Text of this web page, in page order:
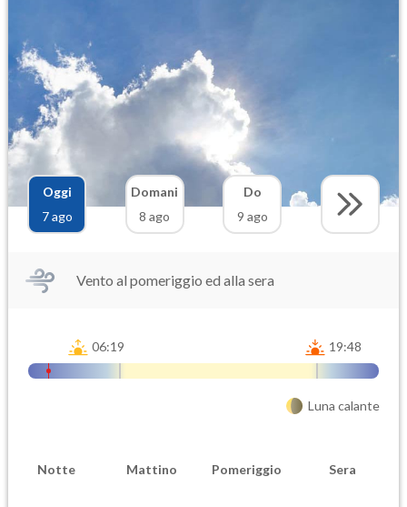
Oggi
7 ago
Domani
8 ago
Do
9 ago
Vento al pomeriggio ed alla sera
06:19 19:48
Luna calante
Notte Mattino Pomeriggio Sera